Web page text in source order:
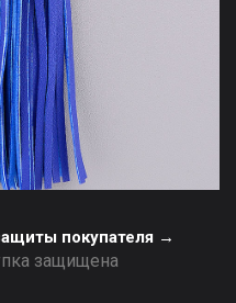
покупателя →
защищена